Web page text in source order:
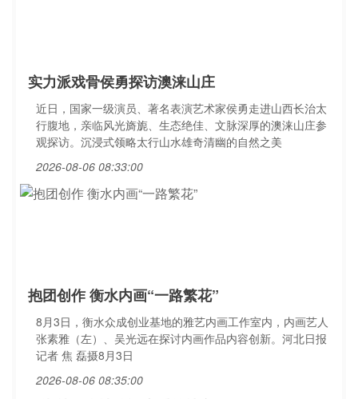
实力派戏骨侯勇探访澳涞山庄
近日，国家一级演员、著名表演艺术家侯勇走进山西长治太
行腹地，亲临风光旖旎、生态绝佳、文脉深厚的澳涞山庄参
观探访。沉浸式领略太行山水雄奇清幽的自然之美
2026-08-06 08:33:00
抱团创作 衡水内画“一路繁花”
8月3日，衡水众成创业基地的雅艺内画工作室内，内画艺人
张素雅（左）、吴光远在探讨内画作品内容创新。河北日报
记者 焦 磊摄8月3日
2026-08-06 08:35:00